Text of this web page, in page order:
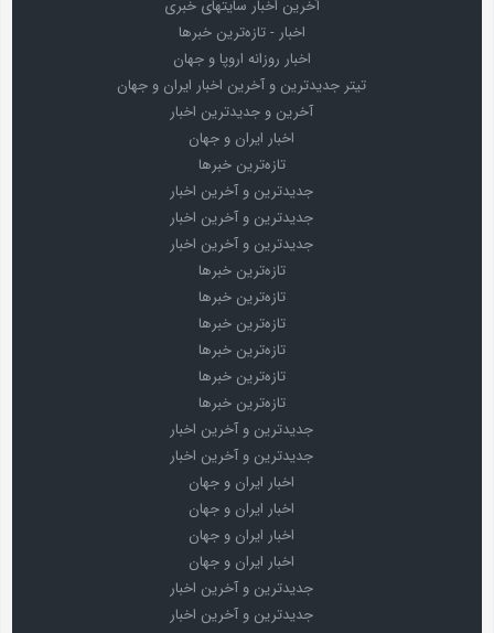
آخرین اخبار سایتهای خبری
اخبار - تازه‌ترین خبرها
اخبار روزانه اروپا و جهان
تیتر جدیدترین و آخرین اخبار ایران و جهان
آخرین و جدیدترین اخبار
اخبار ایران و جهان
تازه‌ترین خبرها
جدیدترین و آخرین اخبار
جدیدترین و آخرین اخبار
جدیدترین و آخرین اخبار
تازه‌ترین خبرها
تازه‌ترین خبرها
تازه‌ترین خبرها
تازه‌ترین خبرها
تازه‌ترین خبرها
تازه‌ترین خبرها
جدیدترین و آخرین اخبار
جدیدترین و آخرین اخبار
اخبار ایران و جهان
اخبار ایران و جهان
اخبار ایران و جهان
اخبار ایران و جهان
جدیدترین و آخرین اخبار
جدیدترین و آخرین اخبار